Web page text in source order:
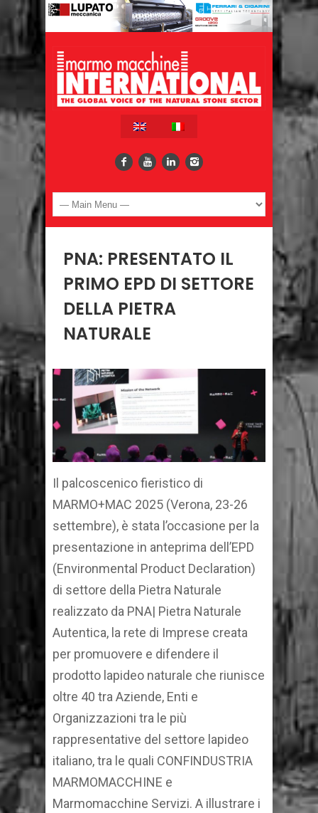
PNA: PRESENTATO IL
PRIMO EPD DI SETTORE
DELLA PIETRA
NATURALE
Il palcoscenico fieristico di
MARMO+MAC 2025 (Verona, 23-26
settembre), è stata l’occasione per la
presentazione in anteprima dell’EPD
(Environmental Product Declaration)
di settore della Pietra Naturale
realizzato da PNA| Pietra Naturale
Autentica, la rete di Imprese creata
per promuovere e difendere il
prodotto lapideo naturale che riunisce
oltre 40 tra Aziende, Enti e
Organizzazioni tra le più
rappresentative del settore lapideo
italiano, tra le quali CONFINDUSTRIA
MARMOMACCHINE e
Marmomacchine Servizi. A illustrare i